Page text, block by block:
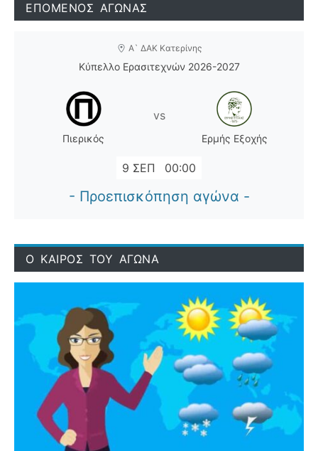
ΕΠΟΜΕΝΟΣ ΑΓΩΝΑΣ
Α` ΔΑΚ Κατερίνης
Κύπελλο Ερασιτεχνών 2026-2027
Πιερικός
vs
Ερμής Εξοχής
9 ΣΕΠ 00:00
- Προεπισκόπηση αγώνα -
Ο ΚΑΙΡΟΣ ΤΟΥ ΑΓΩΝΑ